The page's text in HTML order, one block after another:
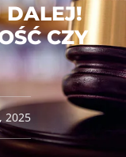
DALEJ!
CZY
2025